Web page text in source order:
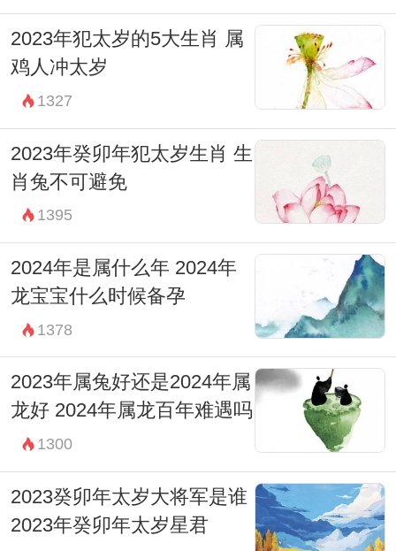
2023年犯太岁的5大生肖 属
鸡人冲太岁
1327
2023年癸卯年犯太岁生肖 生
肖兔不可避免
1395
2024年是属什么年 2024年
龙宝宝什么时候备孕
1378
2023年属兔好还是2024年属
龙好 2024年属龙百年难遇吗
1300
2023癸卯年太岁大将军是谁
2023年癸卯年太岁星君